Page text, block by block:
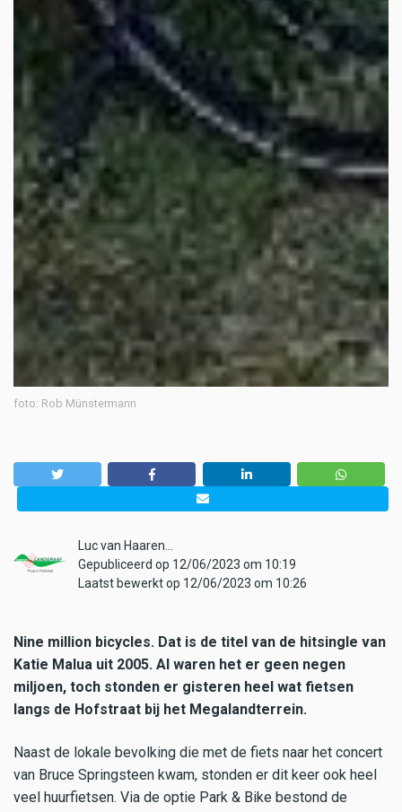
foto: Rob Münstermann
Luc van Haaren…
Gepubliceerd op 12/06/2023 om 10:19
Laatst bewerkt op 12/06/2023 om 10:26
Nine million bicycles. Dat is de titel van de hitsingle van
Katie Malua uit 2005. Al waren het er geen negen
miljoen, toch stonden er gisteren heel wat fietsen
langs de Hofstraat bij het Megalandterrein.
Naast de lokale bevolking die met de fiets naar het concert
van Bruce Springsteen kwam, stonden er dit keer ook heel
veel huurfietsen. Via de optie Park & Bike bestond de